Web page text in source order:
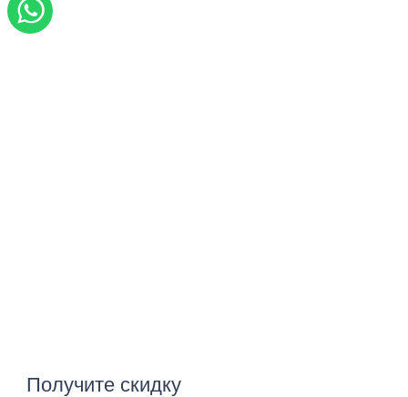
Получите скидку